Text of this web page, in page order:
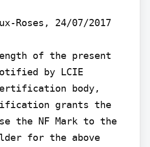
Roses, 24/07/2017
of the present
by LCIE
body,
grants the
the NF Mark to the
for the above